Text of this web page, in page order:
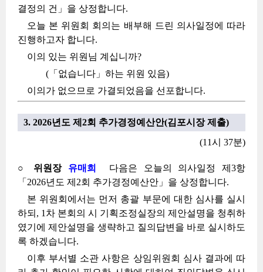
결정의 건」을 상정합니다.
오늘 본 위원회 회의는 배부해 드린 의사일정에 따라
진행하고자 합니다.
이의 있는 위원님 계십니까?
(「없습니다」하는 위원 있음)
이의가 없으므로 가결되었음을 선포합니다.
3. 2026년도 제2회 추가경정예산안(김포시장 제출)
(11시 37분)
○ 위원장 유매희
다음은 오늘의 의사일정 제3항
「2026년도 제2회 추가경정예산안」을 상정합니다.
본 위원회에서는 먼저 총괄 부문에 대한 심사를 실시
하되, 1차 본회의 시 기획조정실장의 제안설명을 청취하
였기에 제안설명을 생략하고 질의답변을 바로 실시하도
록 하겠습니다.
이후 부서별 소관 사항은 상임위원회 심사 결과에 따